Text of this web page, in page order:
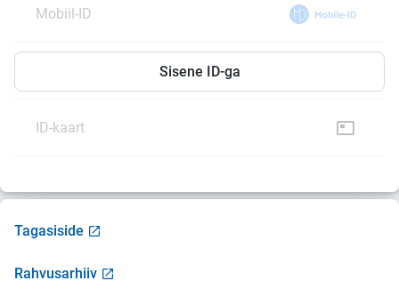
Mobiil-ID
ID-kaart
Sisene ID-ga
Tagasiside
Rahvusarhiiv